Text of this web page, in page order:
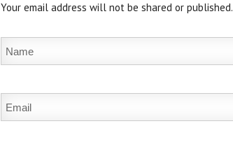
Your email address will not be shared or published.